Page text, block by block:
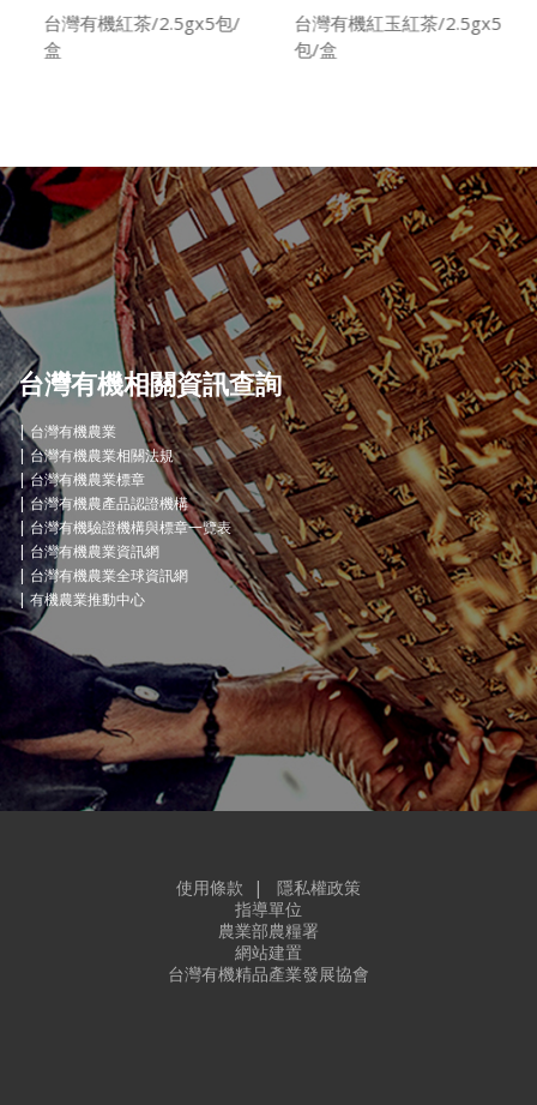
台灣有機紅茶/2.5gx5包/
盒
台灣有機紅玉紅茶/2.5gx5
包/盒
台灣有機相關資訊查詢
台灣有機農業
台灣有機農業相關法規
台灣有機農業標章
台灣有機農產品認證機構
台灣有機驗證機構與標章一覽表
台灣有機農業資訊網
台灣有機農業全球資訊網
有機農業推動中心
使用條款 | 隱私權政策
指導單位
農業部農糧署
網站建置
台灣有機精品產業發展協會